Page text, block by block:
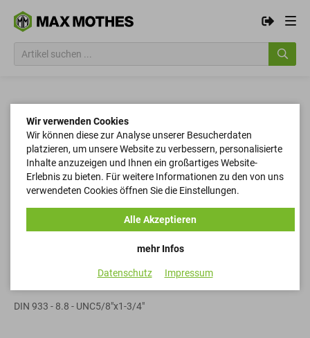
Sechskantschrauben
DIN 933 - 8.8 - UNC5/8"x1-3/4"
Wir verwenden Cookies
Wir können diese zur Analyse unserer Besucherdaten
platzieren, um unsere Website zu verbessern, personalisierte
Inhalte anzuzeigen und Ihnen ein großartiges Website-
Erlebnis zu bieten. Für weitere Informationen zu den von uns
verwendeten Cookies öffnen Sie die Einstellungen.
mehr Infos
Alle Akzeptieren
Datenschutz Impressum